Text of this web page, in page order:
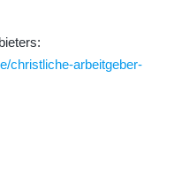
christliche-arbeitgeber-